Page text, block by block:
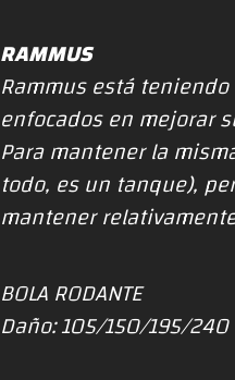
RAMMUS
Rammus está
enfocados en mejorar
Para mantener la
todo, es un tanque),
mantener
BOLA RODANTE
Daño: 105/150/195/